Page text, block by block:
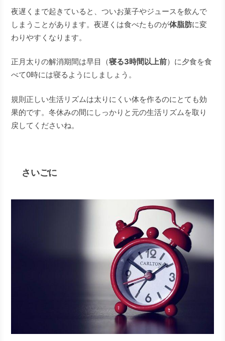
夜遅くまで起きていると、ついお菓子やジュースを飲んで
しまうことがあります。夜遅くは食べたものが体脂肪に変
わりやすくなります。
正月太りの解消期間は早目（寝る3時間以上前）に夕食を食
べて0時には寝るようにしましょう。
規則正しい生活リズムは太りにくい体を作るのにとても効
果的です。冬休みの間にしっかりと元の生活リズムを取り
戻してくださいね。
さいごに